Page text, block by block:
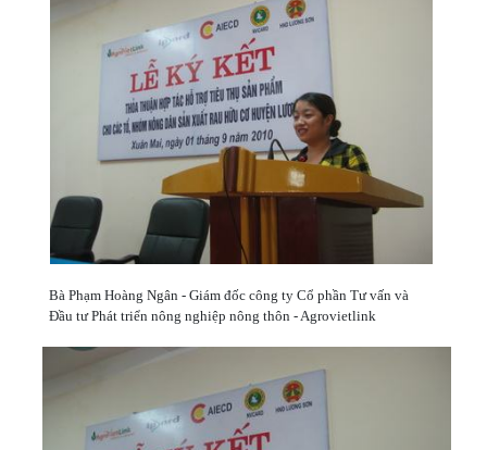
Bà Phạm Hoàng Ngân - Giám đốc công ty Cổ phần Tư vấn và
Đầu tư Phát triển nông nghiệp nông thôn - Agrovietlink